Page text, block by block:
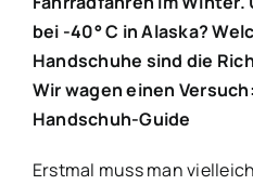
bei -40° C in Alaska?
Handschuhe sind die
Wir wagen einen
Handschuh-Guide
Erstmal muss man